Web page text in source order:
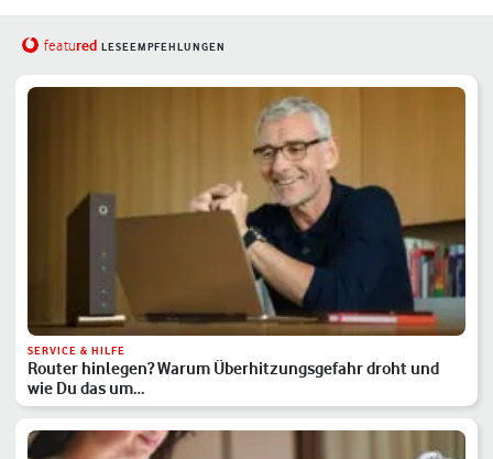
featured LESEEMPFEHLUNGEN
SERVICE & HILFE
Router hinlegen? Warum Überhitzungsgefahr droht und
wie Du das um…